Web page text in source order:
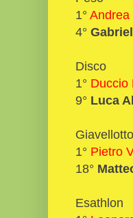
1° Andrea
4°
Disco
1° Duccio
9° Luca
Giavellotto
1° Pietro
18°
Esathlon